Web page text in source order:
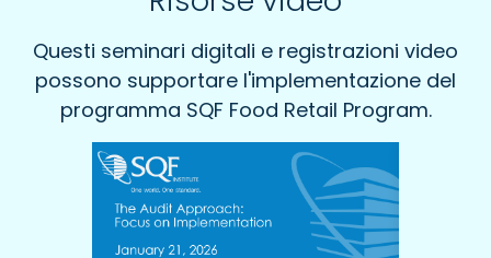
Questi seminari digitali e registrazioni video
possono supportare l'implementazione del
programma SQF Food Retail Program.